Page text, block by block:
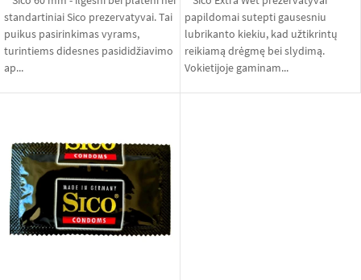
standartiniai Sico prezervatyvai. Tai
puikus pasirinkimas vyrams,
turintiems didesnes pasididžiavimo
ap...
papildomai sutepti gausesniu
lubrikanto kiekiu, kad užtikrintų
reikiamą drėgmę bei slydimą.
Vokietijoje gaminam...